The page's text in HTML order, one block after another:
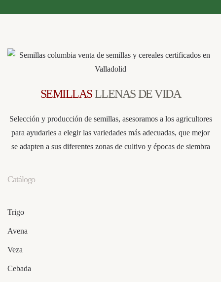
SEMILLASLLENAS DE VIDA
Selección y producción de semillas, asesoramos a los agricultores
para ayudarles a elegir las variedades más adecuadas, que mejor
se adapten a sus diferentes zonas de cultivo y épocas de siembra
Catálogo
Trigo
Avena
Veza
Cebada